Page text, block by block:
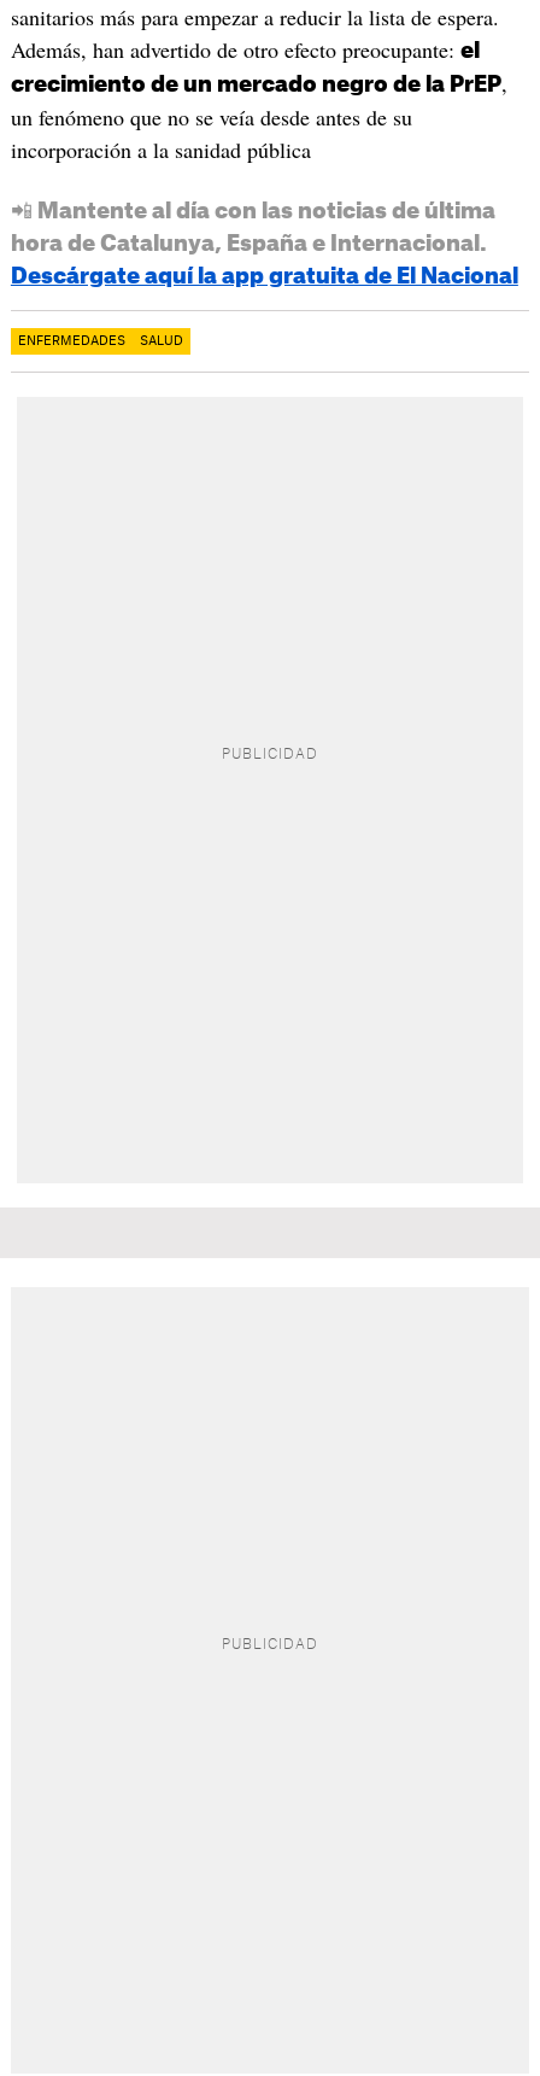
sanitarios más para empezar a reducir la lista de espera.
Además, han advertido de otro efecto preocupante: el
crecimiento de un mercado negro de la PrEP,
un fenómeno que no se veía desde antes de su
incorporación a la sanidad pública
📲 Mantente al día con las noticias de última
hora de Catalunya, España e Internacional.
Descárgate aquí la app gratuita de El Nacional
ENFERMEDADES SALUD